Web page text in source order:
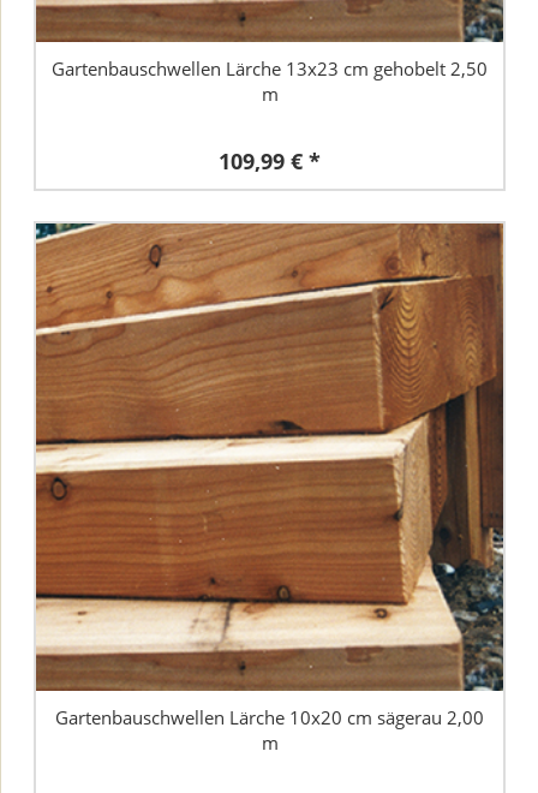
Gartenbauschwellen Lärche 13x23 cm gehobelt 2,50
m
109,99 € *
Gartenbauschwellen Lärche 10x20 cm sägerau 2,00
m